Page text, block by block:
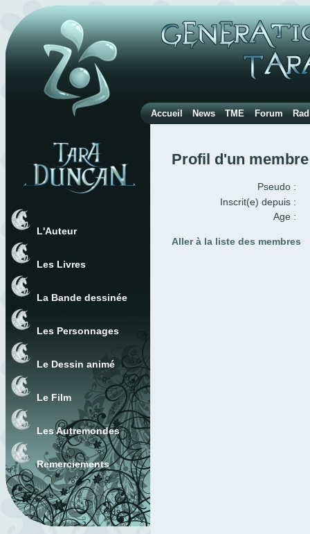
Accueil News TME Forum
L'Auteur
Les Livres
La Bande dessinée
Les Personnages
Le Dessin animé
Le Film
Les Autremondes
Remerciements
Profil d'un membre
Pseudo :
Inscrit(e) depuis :
Age :
Aller à la liste des membres